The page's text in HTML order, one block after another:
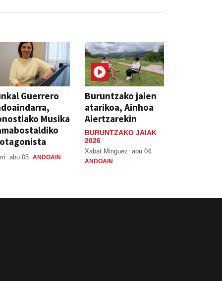
Guerrero
Musika
abu 05 ANDOAIN
Buruntzako jaien
atarikoa, Ainhoa
Aiertzarekin
BURUNTZAKO JAIAK
2026
Xabat Minguez abu 04
ANDOAIN